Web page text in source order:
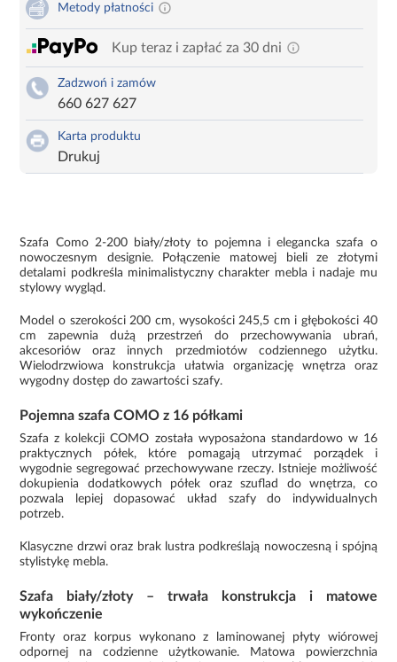
Metody płatności
Kup teraz i zapłać za 30 dni
Zadzwoń i zamów
660 627 627
Karta produktu
Drukuj
Szafa Como 2-200 biały/złoty to pojemna i elegancka szafa o
nowoczesnym designie. Połączenie matowej bieli ze złotymi
detalami podkreśla minimalistyczny charakter mebla i nadaje mu
stylowy wygląd.
Model o szerokości 200 cm, wysokości 245,5 cm i głębokości 40
cm zapewnia dużą przestrzeń do przechowywania ubrań,
akcesoriów oraz innych przedmiotów codziennego użytku.
Wielodrzwiowa konstrukcja ułatwia organizację wnętrza oraz
wygodny dostęp do zawartości szafy.
Pojemna szafa COMO z 16 półkami
Szafa z kolekcji COMO została wyposażona standardowo w 16
praktycznych półek, które pomagają utrzymać porządek i
wygodnie segregować przechowywane rzeczy. Istnieje możliwość
dokupienia dodatkowych półek oraz szuflad do wnętrza, co
pozwala lepiej dopasować układ szafy do indywidualnych
potrzeb.
Klasyczne drzwi oraz brak lustra podkreślają nowoczesną i spójną
stylistykę mebla.
Szafa biały/złoty – trwała konstrukcja i matowe
wykończenie
Fronty oraz korpus wykonano z laminowanej płyty wiórowej
odpornej na codzienne użytkowanie. Matowa powierzchnia